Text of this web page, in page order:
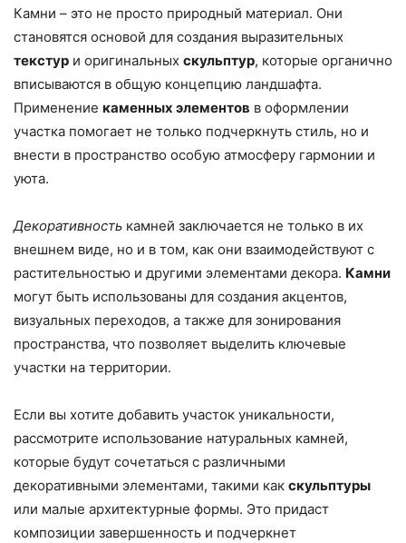
Камни – это не просто природный материал. Они
становятся основой для создания выразительных
текстур и оригинальных скульптур, которые органично
вписываются в общую концепцию ландшафта.
Применение каменных элементов в оформлении
участка помогает не только подчеркнуть стиль, но и
внести в пространство особую атмосферу гармонии и
уюта.
Декоративность камней заключается не только в их
внешнем виде, но и в том, как они взаимодействуют с
растительностью и другими элементами декора. Камни
могут быть использованы для создания акцентов,
визуальных переходов, а также для зонирования
пространства, что позволяет выделить ключевые
участки на территории.
Если вы хотите добавить участок уникальности,
рассмотрите использование натуральных камней,
которые будут сочетаться с различными
декоративными элементами, такими как скульптуры
или малые архитектурные формы. Это придаст
композиции завершенность и подчеркнет